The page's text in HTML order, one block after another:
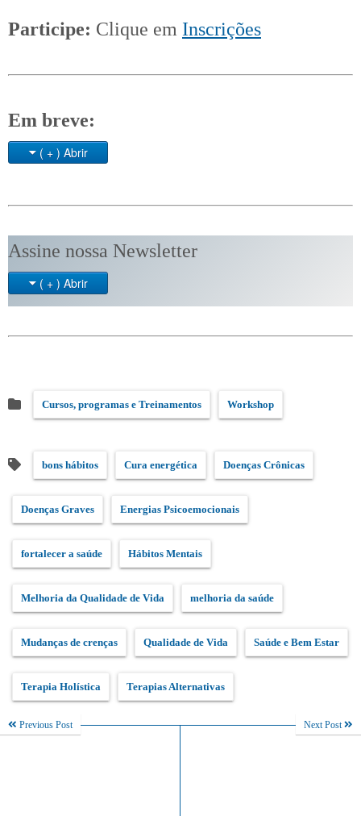
Participe: Clique em Inscrições
Em breve:
( + ) Abrir
Assine nossa Newsletter
( + ) Abrir
Cursos, programas e Treinamentos Workshop
bons hábitos Cura energética Doenças Crônicas
Doenças Graves Energias Psicoemocionais
fortalecer a saúde Hábitos Mentais
Melhoria da Qualidade de Vida melhoria da saúde
Mudanças de crenças Qualidade de Vida Saúde e Bem Estar
Terapia Holística Terapias Alternativas
Previous Post Next Post